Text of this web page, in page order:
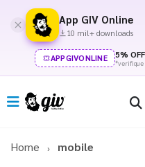
App GIV Online
10 mil+ downloads
APPGIVONLINE 5% OFF
*verifique
Home mobile